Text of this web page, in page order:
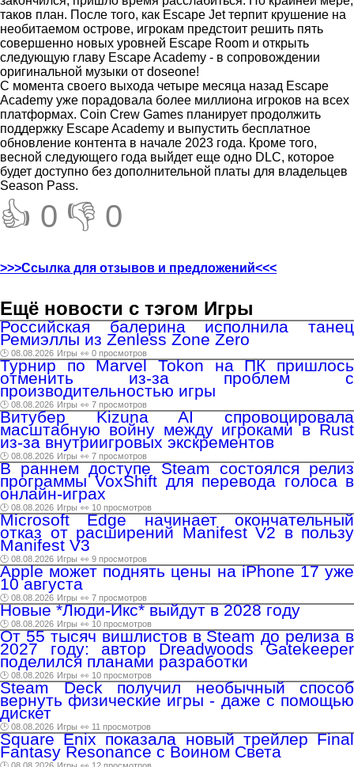
таков план. После того, как Escape Jet терпит крушение на
необитаемом острове, игрокам предстоит решить пять
совершенно новых уровней Escape Room и открыть
следующую главу Escape Academy - в сопровождении
оригинальной музыки от doseone!
С момента своего выхода четыре месяца назад Escape
Academy уже порадовала более миллиона игроков на всех
платформах. Coin Crew Games планирует продолжить
поддержку Escape Academy и выпустить бесплатное
обновление контента в начале 2023 года. Кроме того,
весной следующего года выйдет еще одно DLC, которое
будет доступно без дополнительной платы для владельцев
Season Pass.
👍 0 👎 0
>>>Ссылка для отзывов и предложений<<<
Ещё новости с тэгом Игры
Российская балерина исполнила танец
Ремиэллы из Zenless Zone Zero
🕑 08.08.2026 Игры 👀 0 просмотров
Турнир по Marvel Tokon на ПК пришлось
отменить из-за проблем с
производительностью игры
🕑 08.08.2026 Игры 👀 7 просмотров
Витубер Kizuna AI спровоцировала
масштабную войну между игроками в Rust
из-за внутриигровых экскрементов
🕑 08.08.2026 Игры 👀 7 просмотров
В раннем доступе Steam состоялся релиз
программы VoxShift для перевода голоса в
онлайн-играх
🕑 08.08.2026 Игры 👀 10 просмотров
Microsoft Edge начинает окончательный
отказ от расширений Manifest V2 в пользу
Manifest V3
🕑 08.08.2026 Игры 👀 9 просмотров
Apple может поднять цены на iPhone 17 уже
10 августа
🕑 08.08.2026 Игры 👀 7 просмотров
Новые *Люди-Икс* выйдут в 2028 году
🕑 08.08.2026 Игры 👀 10 просмотров
От 55 тысяч вишлистов в Steam до релиза в
2027 году: автор Dreadwoods Gatekeeper
поделился планами разработки
🕑 08.08.2026 Игры 👀 10 просмотров
Steam Deck получил необычный способ
вернуть физические игры - даже с помощью
дискет
🕑 08.08.2026 Игры 👀 11 просмотров
Square Enix показала новый трейлер Final
Fantasy Resonance с Воином Света